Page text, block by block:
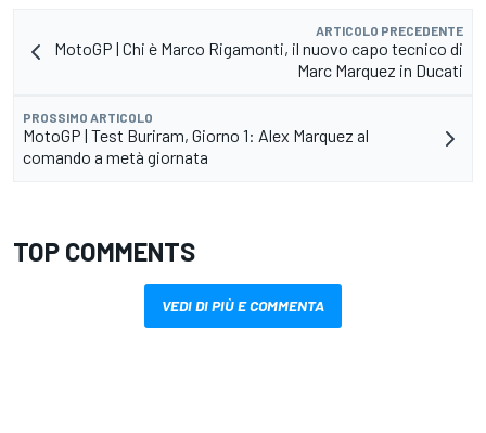
ARTICOLO PRECEDENTE
MotoGP | Chi è Marco Rigamonti, il nuovo capo tecnico di
Marc Marquez in Ducati
PROSSIMO ARTICOLO
MotoGP | Test Buriram, Giorno 1: Alex Marquez al
comando a metà giornata
TOP COMMENTS
VEDI DI PIÙ E COMMENTA